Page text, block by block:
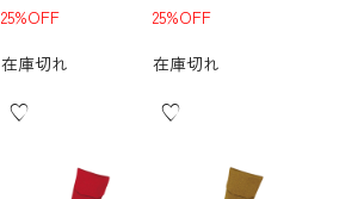
25%OFF
在庫切れ
25%OFF
在庫切れ